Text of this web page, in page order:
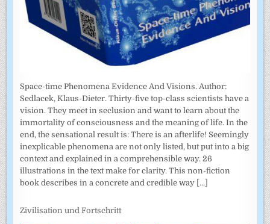
Space-time Phenomena Evidence And Visions. Author:
Sedlacek, Klaus-Dieter. Thirty-five top-class scientists have a
vision. They meet in seclusion and want to learn about the
immortality of consciousness and the meaning of life. In the
end, the sensational result is: There is an afterlife! Seemingly
inexplicable phenomena are not only listed, but put into a big
context and explained in a comprehensible way. 26
illustrations in the text make for clarity. This non-fiction
book describes in a concrete and credible way [...]
Zivilisation und Fortschritt